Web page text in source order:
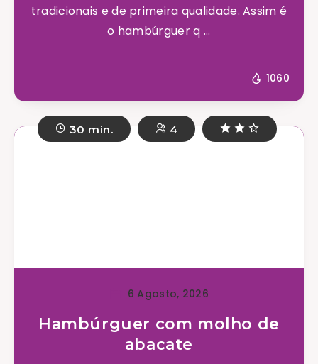
tradicionais e de primeira qualidade. Assim é
o hambúrguer q ...
1060
30 min. 4
6 Agosto, 2026
Hambúrguer com molho de
abacate